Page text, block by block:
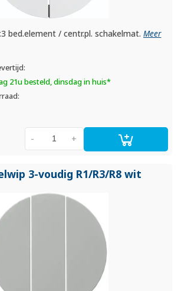
bed.element / centr.pl. schakelmat.Meer
21u besteld, dinsdag in huis*
+
-
3-voudig R1/R3/R8 wit